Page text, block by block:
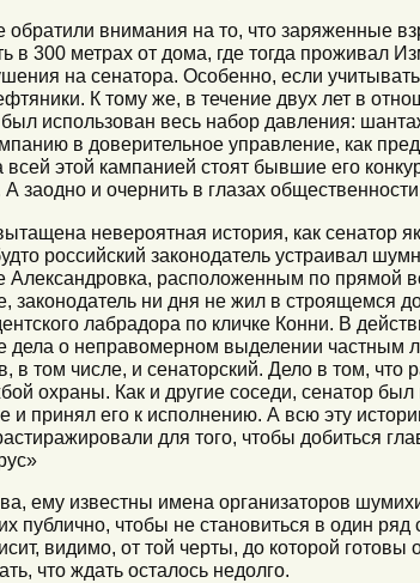
внимания на то, что заряженные
в 300 метрах от дома, где тогда проживал
на сенатора. Особенно, если
К тому же, в течение двух лет в
был использован весь набор давления:
в доверительное управление, как
всей этой кампанией стоят бывшие его
А заодно и очернить в глазах
невероятная история, как сенатор
российский законодатель устраивал
Александровка, расположенным по прямой
законодатель ни дня не жил в строящемся
лабрадора по кличке Конни. В
дела о неправомерном выделении частным
в том числе, и сенаторский. Дело в том, что
охраны. Как и другие соседи, сенатор был
и принял его к исполнению. А всю эту
для того, чтобы добиться
ему известны имена организаторов
публично, чтобы не становиться в один ряд
видимо, от той черты, до которой
что ждать осталось недолго.